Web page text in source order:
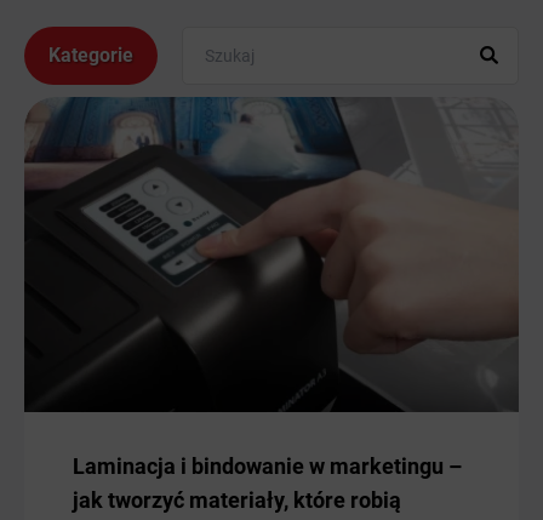
Laminacja i bindowanie w marketingu –
jak tworzyć materiały, które robią
Kategorie